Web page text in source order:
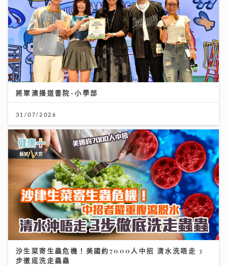
將軍澳播道書院-小學部
31/07/2026
沙生菜寄生蟲危機！美國約7000人中招 清水洗唔走 3
步徹底洗走蟲蟲